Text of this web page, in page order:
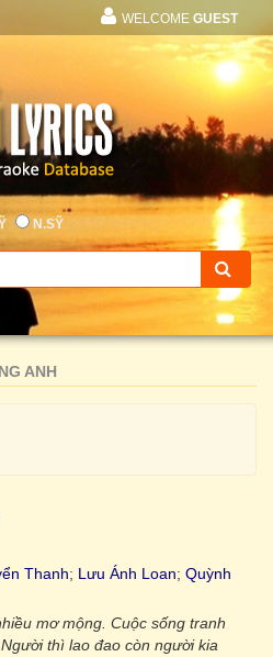
WELCOME GUEST
N.SỸ
ANH
Thanh; Lưu Ánh Loan; Quỳnh
mơ mộng. Cuộc sống tranh
thì lao đao còn người kia